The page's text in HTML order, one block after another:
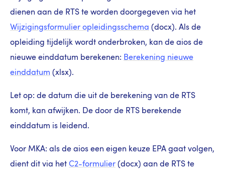
dienen aan de RTS te worden doorgegeven via het
Wijzigingsformulier opleidingsschema (docx). Als de
opleiding tijdelijk wordt onderbroken, kan de aios de
nieuwe einddatum berekenen: Berekening nieuwe
einddatum (xlsx).
Let op: de datum die uit de berekening van de RTS
komt, kan afwijken. De door de RTS berekende
einddatum is leidend.
Voor MKA: als de aios een eigen keuze EPA gaat volgen,
dient dit via het C2-formulier (docx) aan de RTS te